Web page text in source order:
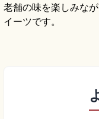
老舗の味を楽しみな
イーツです。